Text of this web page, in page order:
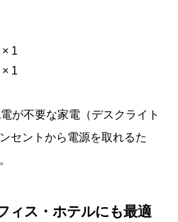
1
1
が不要な家電（デスクライト
セントから電源を取れるた
ィス・ホテルにも最適